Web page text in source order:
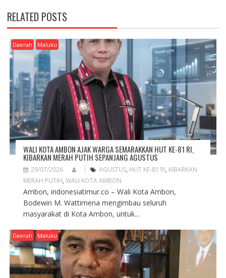
A
V
I
G
A
O
N
RELATED POSTS
Daerah Maluku
WALI KOTA AMBON AJAK WARGA SEMARAKKAN HUT KE-81 RI,
KIBARKAN MERAH PUTIH SEPANJANG AGUSTUS
29/07/2026 AGUSTUS, HUT KE-81 RI, KIBARKAN
MERAH PUTIH, WALI KOTA AMBON
Ambon, indonesiatimur.co – Wali Kota Ambon,
Bodewin M. Wattimena mengimbau seluruh
masyarakat di Kota Ambon, untuk...
Daerah Maluku